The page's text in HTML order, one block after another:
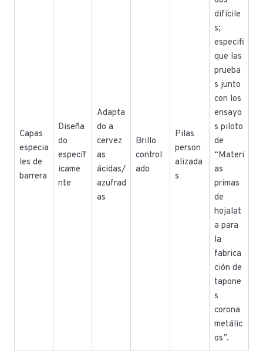
Capas
especia
les de
barrera
Diseña
do
específ
icame
nte
Adapta
do a
cervez
as
ácidas/
azufrad
as
Brillo
control
ado
Pilas
person
alizada
s
difícile
s;
especifi
que las
prueba
s junto
con los
ensayo
s piloto
de
“Materi
as
primas
de
hojalat
a para
la
fabrica
ción de
tapone
s
corona
metálic
os”.